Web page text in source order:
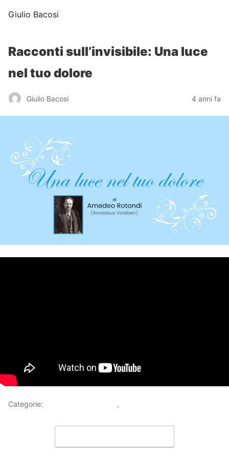
Giulio Bacosi
Racconti sull’invisibile: Una luce
nel tuo dolore
Giulio Bacosi 4 anni fa
Categorie: ,